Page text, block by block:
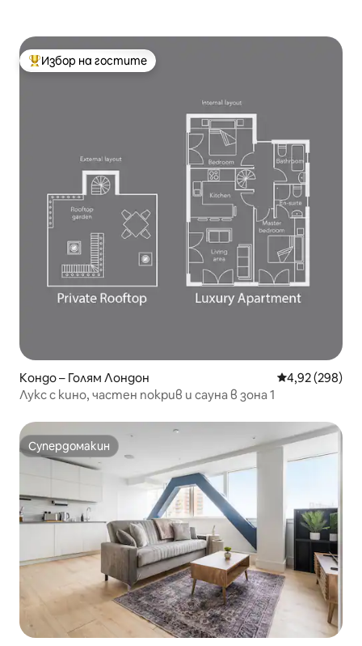
Най-популярен избор на гостите
Избор на гостите
Кондо – Голям Лондон Средна
4,92 (298)
Лукс с кино, частен покрив и сауна в зона 1
Супердомакин
Супердомакин